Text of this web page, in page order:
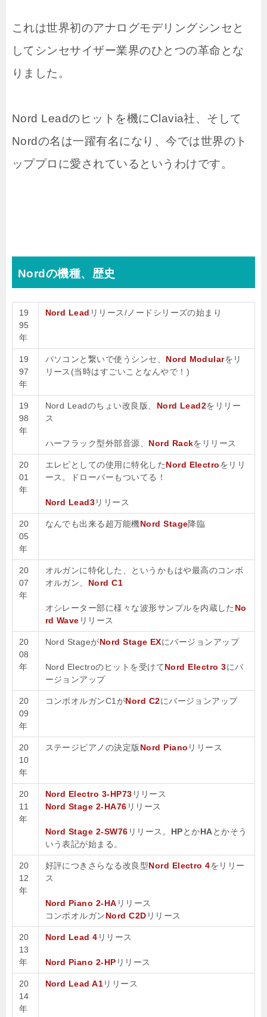
これは世界初のアナログモデリングシンセと
してシンセサイザー業界のひとつの革命とな
りました。
Nord Leadのヒットを機にClavia社、そして
Nordの名は一躍有名になり、今では世界のト
ッププロに愛されているというわけです。
Nordの機種、歴史
19
95
年
Nord Lead リリース/ノードシリーズの始まり
19
97
年
パソコンと繋いで使うシンセ、 Nord Modularをリ
リース(当時はすごいことなんやで！)
19
98
年
Nord Leadのちょい改良版、 Nord Lead2をリリー
ス
ハーフラック型外部音源、 Nord Rackをリリース
20
01
年
エレピとしての使用に特化したNord Electroをリリ
ース。ドローバーもついてる！
Nord Lead3リリース
20
05
年
なんでも出来る超万能機Nord Stage降臨
20
07
年
オルガンに特化した、というかもはや最高のコンボ
オルガン、 Nord C1
オシレーター部に様々な波形サンプルを内蔵した No
rd Wave リリース
20
08
年
Nord StageがNord Stage EXにバージョンアップ
Nord Electroのヒットを受けてNord Electro 3にバ
ージョンアップ
20
09
年
コンボオルガンC1がNord C2にバージョンアップ
20
10
年
ステージピアノの決定版Nord Piano リリース
20
11
年
Nord Electro 3-HP73 リリース
Nord Stage 2-HA76 リリース
Nord Stage 2-SW76 リリース。 HPとかHAとかそう
いう表記が始まる。
20
12
年
好評につきさらなる改良型Nord Electro 4をリリー
ス
Nord Piano 2-HA リリース
コンボオルガンNord C2D リリース
20
13
年
Nord Lead 4 リリース
Nord Piano 2-HP リリース
20
14
年
Nord Lead A1リリース